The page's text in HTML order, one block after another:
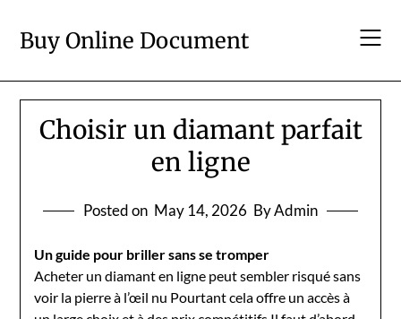
content
Buy Online Document
Choisir un diamant parfait
en ligne
Posted on May 14, 2026 By Admin
Un guide pour briller sans se tromper
Acheter un diamant en ligne peut sembler risqué sans
voir la pierre à l’œil nu Pourtant cela offre un accès à